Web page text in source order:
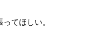
てほしい。